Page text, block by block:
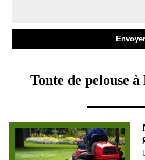
Tonte de pelouse